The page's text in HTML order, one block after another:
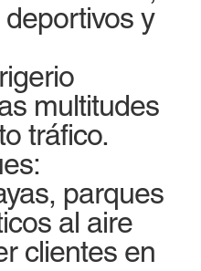
y
multitudes
tráfico.
parques
al aire
clientes en